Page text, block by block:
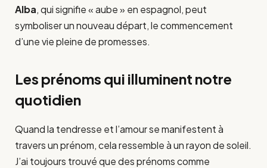
Alba, qui signifie « aube » en espagnol, peut
symboliser un nouveau départ, le commencement
d’une vie pleine de promesses.
Les prénoms qui illuminent notre
quotidien
Quand la tendresse et l’amour se manifestent à
travers un prénom, cela ressemble à un rayon de soleil.
J’ai toujours trouvé que des prénoms comme